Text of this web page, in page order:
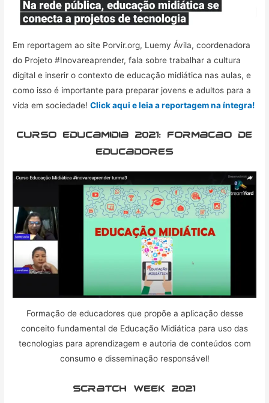
Em reportagem ao site Porvir.org, Luemy Ávila, coordenadora
do Projeto #Inovareaprender, fala sobre trabalhar a cultura
digital e inserir o contexto de educação midiática nas aulas, e
como isso é importante para preparar jovens e adultos para a
vida em sociedade!Click aqui e leia a reportagem na íntegra!
curso educamidia 2021: formacao de
educadores
Formação de educadores que propõe a aplicação desse
conceito fundamental de Educação Midiática para uso das
tecnologias para aprendizagem e autoria de conteúdos com
consumo e disseminação responsável!
Scratch week 2021